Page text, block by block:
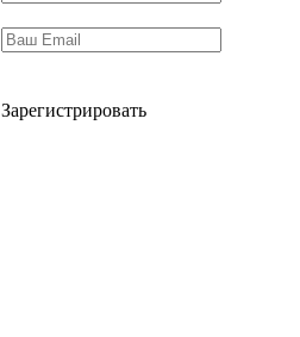
Зарегистрировать